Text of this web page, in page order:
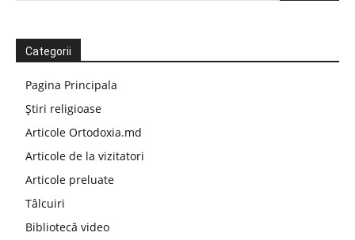
Categorii
Pagina Principala
Știri religioase
Articole Ortodoxia.md
Articole de la vizitatori
Articole preluate
Tâlcuiri
Bibliotecă video